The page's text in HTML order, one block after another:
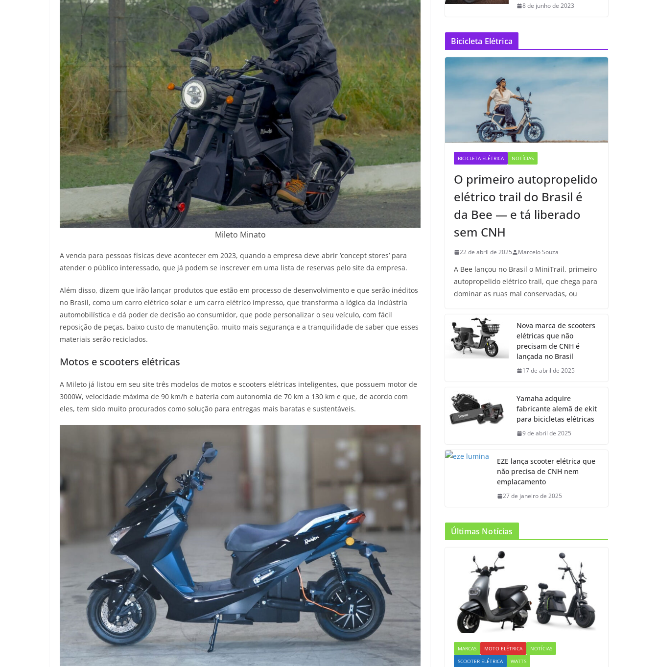
Mileto Minato
A venda para pessoas físicas deve acontecer em 2023, quando a empresa deve abrir ‘concept stores’ para
atender o público interessado, que já podem se inscrever em uma lista de reservas pelo site da empresa.
Além disso, dizem que irão lançar produtos que estão em processo de desenvolvimento e que serão inéditos
no Brasil, como um carro elétrico solar e um carro elétrico impresso, que transforma a lógica da indústria
automobilística e dá poder de decisão ao consumidor, que pode personalizar o seu veículo, com fácil
reposição de peças, baixo custo de manutenção, muito mais segurança e a tranquilidade de saber que esses
materiais serão reciclados.
Motos e scooters elétricas
A Mileto já listou em seu site três modelos de motos e scooters elétricas inteligentes, que possuem motor de
3000W, velocidade máxima de 90 km/h e bateria com autonomia de 70 km a 130 km e que, de acordo com
eles, tem sido muito procurados como solução para entregas mais baratas e sustentáveis.
8 de junho de 2023
Bicicleta Elétrica
BICICLETA ELÉTRICA NOTÍCIAS
O primeiro autopropelido
elétrico trail do Brasil é
da Bee — e tá liberado
sem CNH
22 de abril de 2025 Marcelo Souza
A Bee lançou no Brasil o MiniTrail, primeiro
autopropelido elétrico trail, que chega para
dominar as ruas mal conservadas, ou
Nova marca de scooters
elétricas que não
precisam de CNH é
lançada no Brasil
17 de abril de 2025
Yamaha adquire
fabricante alemã de ekit
para bicicletas elétricas
9 de abril de 2025
EZE lança scooter elétrica que
não precisa de CNH nem
emplacamento
27 de janeiro de 2025
Últimas Notícias
MARCAS MOTO ELÉTRICA
NOTÍCIAS
SCOOTER ELÉTRICA
WATTS